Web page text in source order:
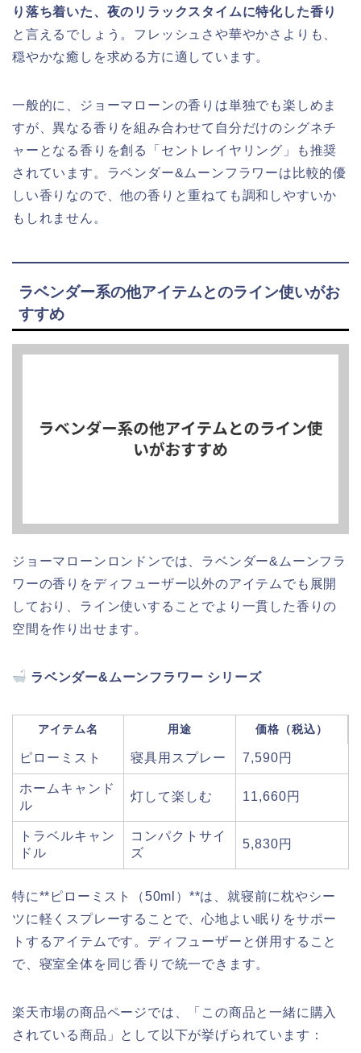
り落ち着いた、夜のリラックスタイムに特化した香り
と言えるでしょう。フレッシュさや華やかさよりも、
穏やかな癒しを求める方に適しています。
一般的に、ジョーマローンの香りは単独でも楽しめま
すが、異なる香りを組み合わせて自分だけのシグネチ
ャーとなる香りを創る「セントレイヤリング」も推奨
されています。ラベンダー&ムーンフラワーは比較的優
しい香りなので、他の香りと重ねても調和しやすいか
もしれません。
ラベンダー系の他アイテムとのライン使いがお
すすめ
ジョーマローンロンドンでは、ラベンダー&ムーンフラ
ワーの香りをディフューザー以外のアイテムでも展開
しており、ライン使いすることでより一貫した香りの
空間を作り出せます。
ラベンダー&ムーンフラワー シリーズ
アイテム名 用途 価格（税込）
ピローミスト 寝具用スプレー 7,590円
ホームキャンド
ル
灯して楽しむ 11,660円
トラベルキャン
ドル
コンパクトサイ
ズ
5,830円
特に**ピローミスト（50ml）**は、就寝前に枕やシー
ツに軽くスプレーすることで、心地よい眠りをサポー
トするアイテムです。ディフューザーと併用すること
で、寝室全体を同じ香りで統一できます。
楽天市場の商品ページでは、「この商品と一緒に購入
されている商品」として以下が挙げられています：